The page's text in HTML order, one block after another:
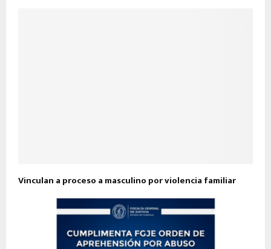
Vinculan a proceso a masculino por violencia familiar